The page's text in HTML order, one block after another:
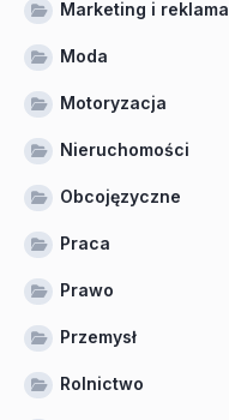
Marketing i reklama
Moda
Motoryzacja
Nieruchomości
Obcojęzyczne
Praca
Prawo
Przemysł
Rolnictwo